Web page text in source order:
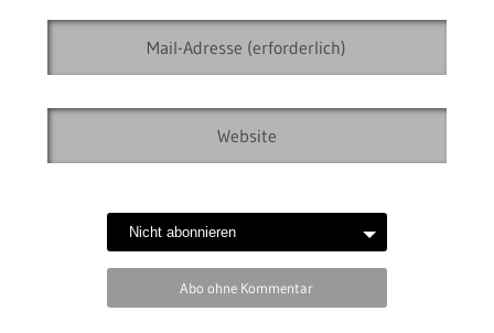
Abo ohne Kommentar